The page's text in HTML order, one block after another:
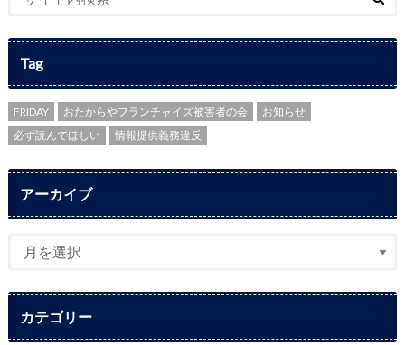
Tag
FRIDAY おたからやフランチャイズ被害者の会
お知らせ
必ず読んでほしい
情報提供義務違反
アーカイブ
カテゴリー